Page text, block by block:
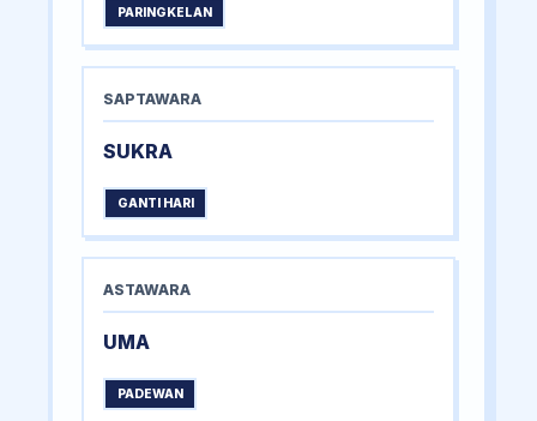
PARINGKELAN
SAPTAWARA
SUKRA
GANTI HARI
ASTAWARA
UMA
PADEWAN